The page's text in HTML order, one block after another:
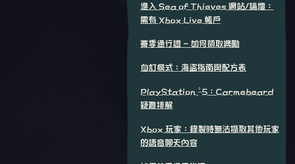
進入 Sea of Thieves 網站/論壇：
需有 Xbox Live 帳戶
賽季通行證 - 如何領取獎勵
自訂模式：海盜指南與配方表
PlayStation ® 5：Carmebeard
疑難排解
Xbox 玩家：錄製時無法擷取其他玩家
的語音聊天內容